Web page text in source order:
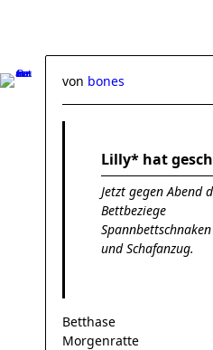
von bones
Lilly* hat
Jetzt gegen Abend
Bettbeziege
Spannbettschnaken
und Schafanzug.
Betthase
Morgenratte